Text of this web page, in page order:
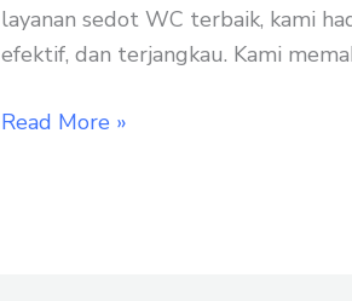
layanan sedot WC terbaik, kami
efektif, dan terjangkau. Kami
Termurah
Read More »